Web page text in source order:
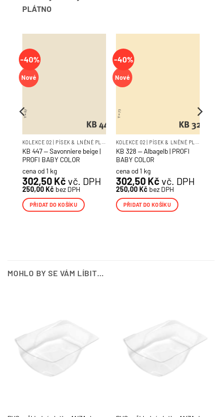
PLÁTNO
-40%
Nové
KOLEKCE 02 | PÍSEK & LNĚNÉ PLÁTNO
KB 447 — Savonniere beige |
PROFI BABY COLOR
cena od 1 kg
302,50 Kč vč. DPH
250,00Kč bez DPH
PŘIDAT DO KOŠÍKU
-40%
Nové
KOLEKCE 02 | PÍSEK & LNĚNÉ PLÁTNO
KB 328 — Albagelb | PROFI
BABY COLOR
cena od 1 kg
302,50 Kč vč. DPH
250,00Kč bez DPH
PŘIDAT DO KOŠÍKU
MOHLO BY SE VÁM LÍBIT…